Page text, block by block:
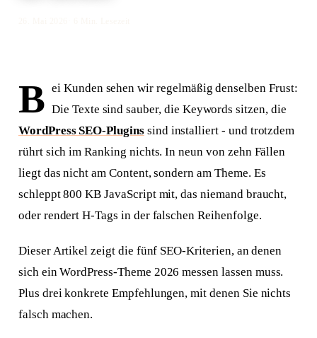
B
ei Kunden sehen wir regelmäßig denselben Frust:
Die Texte sind sauber, die Keywords sitzen, die
WordPress SEO-Pluginssind installiert - und trotzdem
rührt sich im Ranking nichts. In neun von zehn Fällen
liegt das nicht am Content, sondern am Theme. Es
schleppt 800 KB JavaScript mit, das niemand braucht,
oder rendert H-Tags in der falschen Reihenfolge.
Dieser Artikel zeigt die fünf SEO-Kriterien, an denen
sich ein WordPress-Theme 2026 messen lassen muss.
Plus drei konkrete Empfehlungen, mit denen Sie nichts
falsch machen.